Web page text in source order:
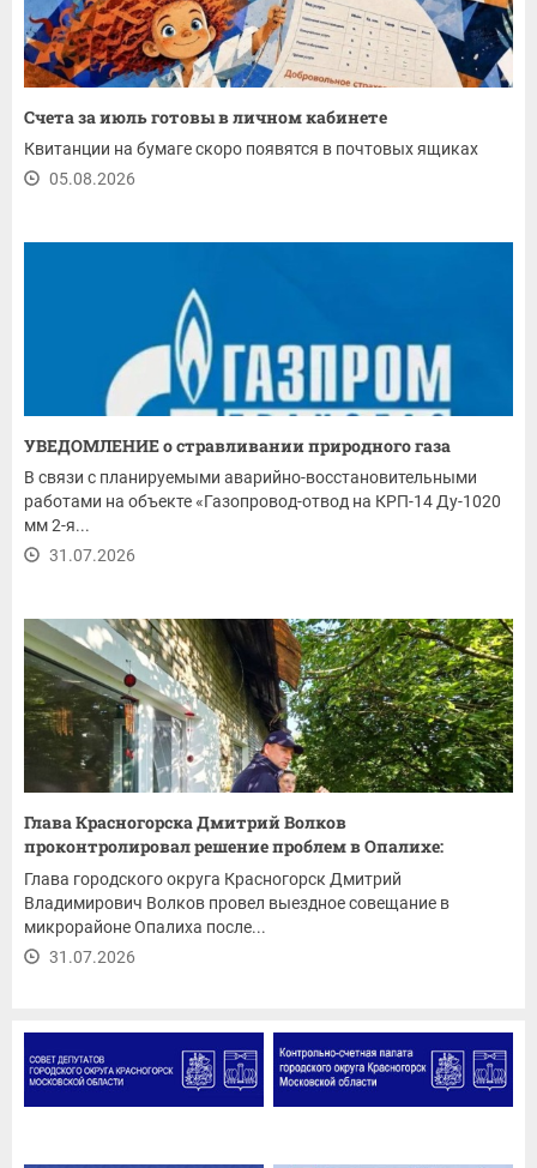
Счета за июль готовы в личном кабинете
Квитанции на бумаге скоро появятся в почтовых ящиках
05.08.2026
УВЕДОМЛЕНИЕ о стравливании природного газа
В связи с планируемыми аварийно-восстановительными
работами на объекте «Газопровод-отвод на КРП-14 Ду-1020
мм 2-я...
31.07.2026
Глава Красногорска Дмитрий Волков
проконтролировал решение проблем в Опалихе:
ремонт...
Глава городского округа Красногорск Дмитрий
Владимирович Волков провел выездное совещание в
микрорайоне Опалиха после...
31.07.2026